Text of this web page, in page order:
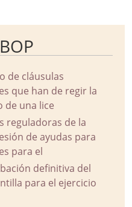
de cláusulas
que han de regir la
de una lice
reguladoras de la
de ayudas para
para el
definitiva del
para el ejercicio